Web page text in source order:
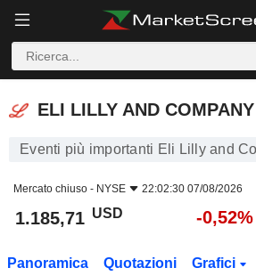
ELI LILLY AND COMPANY
ELI LILLY AND COMPANY
Eventi più importanti Eli Lilly and
Mercato chiuso - NYSE 22:02:30 07/08/2026
1.185,71 USD -0,52%
Panoramica Quotazioni Grafici